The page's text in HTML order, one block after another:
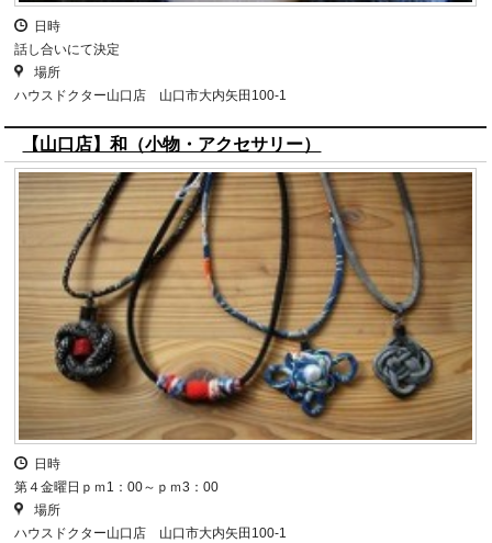
日時
話し合いにて決定
場所
ハウスドクター山口店 山口市大内矢田100-1
【山口店】和（小物・アクセサリー）
日時
第４金曜日ｐｍ1：00～ｐｍ3：00
場所
ハウスドクター山口店 山口市大内矢田100-1